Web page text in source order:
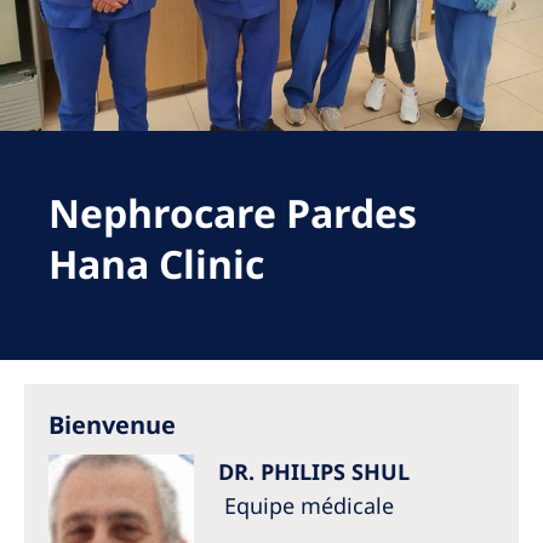
Romania
Russia
Serbia
Slovenia
Spain
Asia Pacific
Asia Pacific
Nephrocare Pardes
Hana Clinic
Bienvenue
DR. PHILIPS SHUL
Equipe médicale